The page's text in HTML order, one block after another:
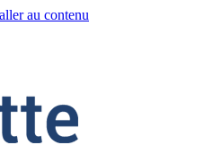
au contenu